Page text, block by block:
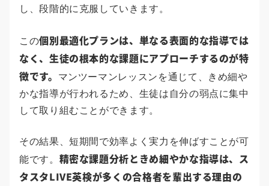
し、段階的に克服していきます。
この個別最適化プランは、単なる表面的な指導では
なく、生徒の根本的な課題にアプローチするのが特
徴です。
マンツーマンレッスンを通じて、きめ細や
かな指導が行われるため、生徒は自分の弱点に集中
して取り組むことができます。
その結果、短期間で効率よく実力を伸ばすことが可
能です。 精密な課題分析ときめ細やかな指導は、ス
タスタLIVE英検が多くの合格者を輩出する理由の